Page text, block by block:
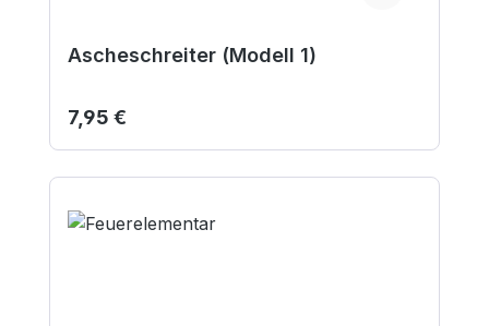
Ascheschreiter (Modell 1)
Regulärer Preis:
7,95 €